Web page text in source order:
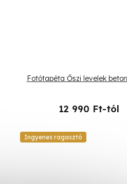
Fotótapéta Őszi levelek
12 990 Ft-tól
Ingyenes ragasztó